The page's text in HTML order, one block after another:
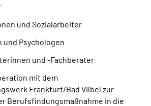
und Sozialarbeiter
und Psychologen
und -Fachberater
mit dem
Frankfurt/Bad Vilbel zur
Berufsfindungsmaßnahme in die